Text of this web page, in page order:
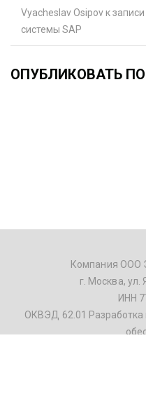
Vyacheslav Osipovк записи
системы SAP
ОПУБЛИКОВАТЬ
Компания ООО
г. Москва, ул.
ИНН
ОКВЭД 62.01 Разработка